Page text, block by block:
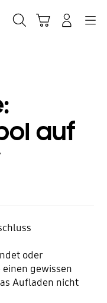
auf
oder
gewissen
Aufladen nicht